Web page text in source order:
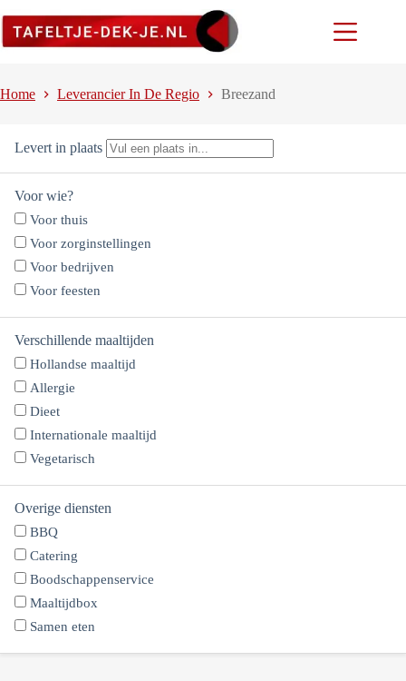
naar
Home Leverancier In De Regio Breezand
Levert in plaats
Voor wie?
Voor thuis
Voor zorginstellingen
Voor bedrijven
Voor feesten
Verschillende maaltijden
Hollandse maaltijd
Allergie
Dieet
Internationale maaltijd
Vegetarisch
Overige diensten
BBQ
Catering
Boodschappenservice
Maaltijdbox
Samen eten